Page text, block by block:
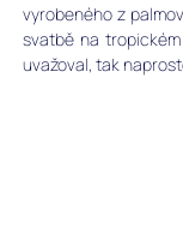
vyrobeného z
svatbě na
uvažoval, tak